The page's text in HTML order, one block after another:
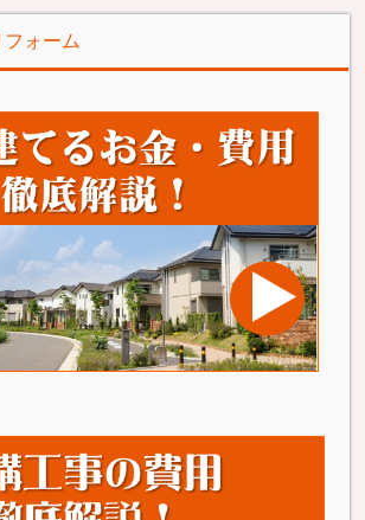
ォーム